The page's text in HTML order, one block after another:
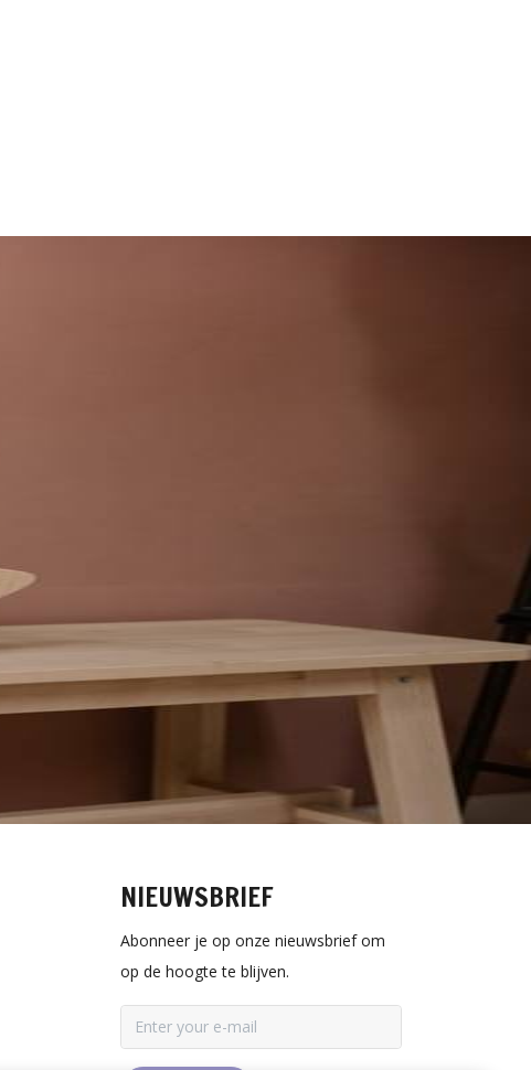
NIEUWSBRIEF
Abonneer je op onze nieuwsbrief om
op de hoogte te blijven.